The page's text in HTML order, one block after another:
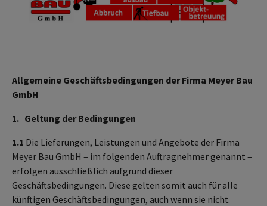
Allgemeine Geschäftsbedingungen der Firma Meyer Bau
GmbH
1. Geltung der Bedingungen
1.1 Die Lieferungen, Leistungen und Angebote der Firma
Meyer Bau GmbH – im folgenden Auftragnehmer genannt –
erfolgen ausschließlich aufgrund dieser
Geschäftsbedingungen. Diese gelten somit auch für alle
künftigen Geschäftsbedingungen, auch wenn sie nicht